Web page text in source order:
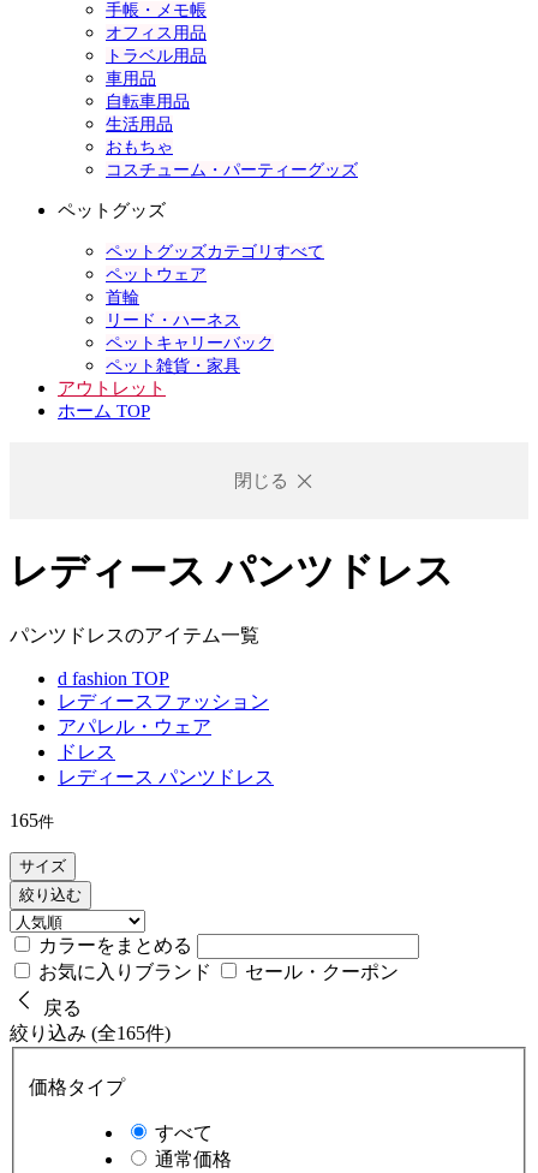
手帳・メモ帳
オフィス用品
トラベル用品
車用品
自転車用品
生活用品
おもちゃ
コスチューム・パーティーグッズ
ペットグッズ
ペットグッズカテゴリすべて
ペットウェア
首輪
リード・ハーネス
ペットキャリーバック
ペット雑貨・家具
アウトレット
ホーム TOP
閉じる
レディース パンツドレス
パンツドレスのアイテム一覧
d fashion TOP
レディースファッション
アパレル・ウェア
ドレス
レディース パンツドレス
165件
サイズ
絞り込む
カラーをまとめる
お気に入りブランド
セール・クーポン
戻る
絞り込み (全165件)
価格タイプ
すべて
通常価格